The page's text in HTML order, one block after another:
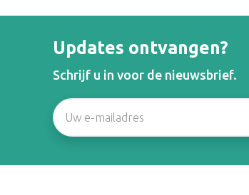
Updates ontvangen?
Schrijf u in voor de nieuwsbrief.